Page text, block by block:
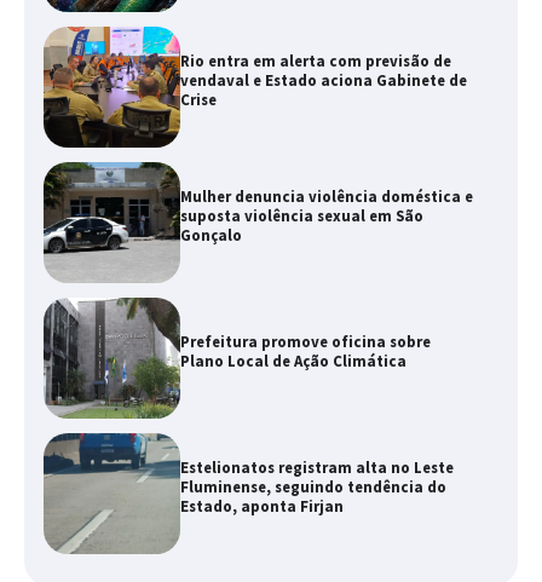
Rio entra em alerta com previsão de
vendaval e Estado aciona Gabinete de
Crise
Mulher denuncia violência doméstica e
suposta violência sexual em São
Gonçalo
Prefeitura promove oficina sobre
Plano Local de Ação Climática
Estelionatos registram alta no Leste
Fluminense, seguindo tendência do
Estado, aponta Firjan